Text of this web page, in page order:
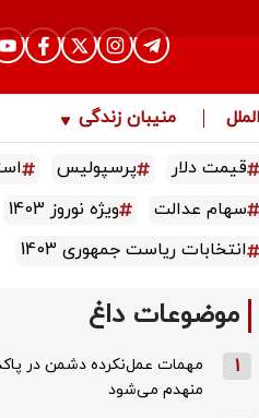
منیبان زندگی
قیمت دلار پرسپولیس
سهام عدالت
ویژه نوروز 1403
انتخابات ریاست جمهوری 1403
موضوعات داغ
1
مهمات عمل‌نکرده دشمن در
منهدم می‌شود